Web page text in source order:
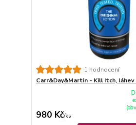
1 hodnocení
Carr&Day&Martin - Kill Itch, láhev
980 Kč/ks